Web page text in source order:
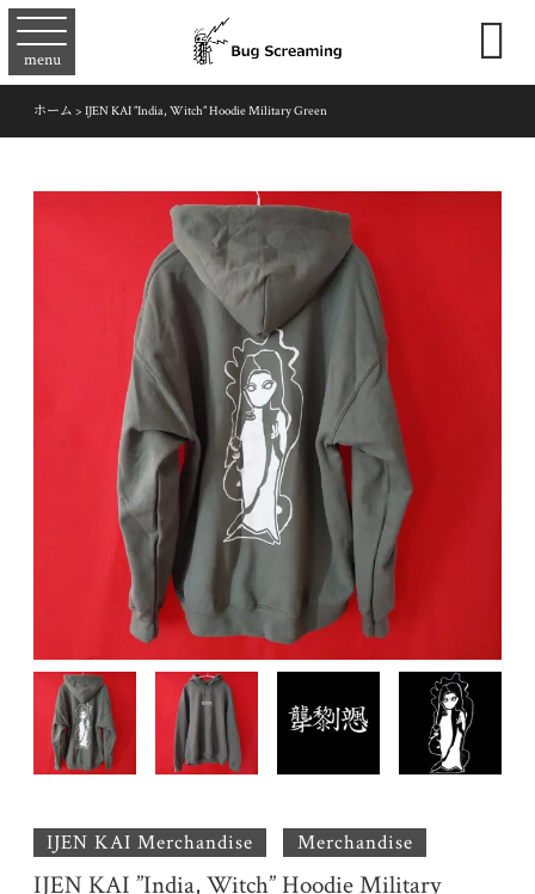
menu 
ホーム > IJEN KAI ”India, Witch” Hoodie Military Green
IJEN KAI Merchandise Merchandise
IJEN KAI ”India, Witch” Hoodie Military